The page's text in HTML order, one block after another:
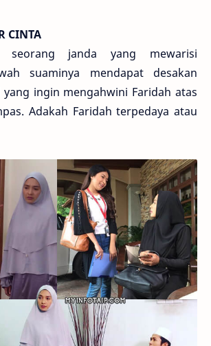
CINTA
seorang janda yang mewarisi
suaminya mendapat desakan
yang ingin mengahwini Faridah atas
Adakah Faridah terpedaya atau